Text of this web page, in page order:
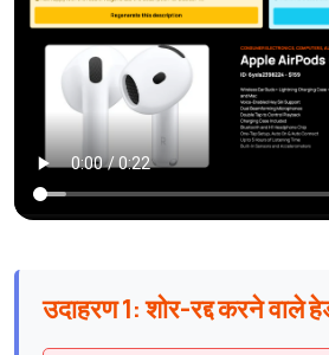
उदाहरण 1: शोर-रद्द करने वाले